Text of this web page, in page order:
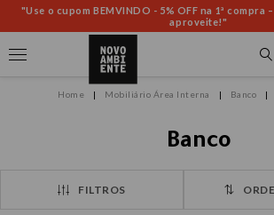
"Use o cupom BEMVINDO - 5% OFF na 1ª
aproveite!"
Mobiliário Área Interna Banco
Banco
FILTROS